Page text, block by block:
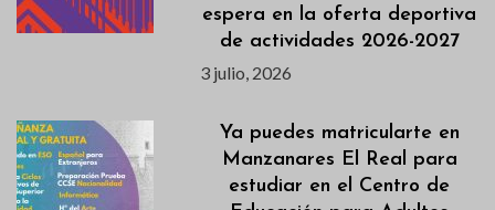
espera en la oferta deportiva
de actividades 2026-2027
3 julio, 2026
Ya puedes matricularte en
Manzanares El Real para
estudiar en el Centro de